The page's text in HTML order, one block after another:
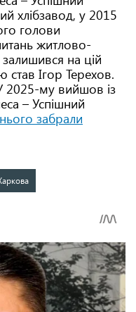
хлібзавод, у 2015
голови
житлово-
на цій
став Ігор Терехов.
2025-му вийшов із
– Успішний
забрали